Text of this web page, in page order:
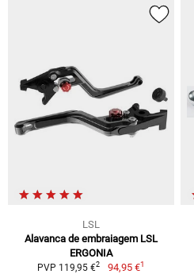
LSL
Alavanca de embraiagem LSL
ERGONIA
PVP 119,95 €2 94,95 €1